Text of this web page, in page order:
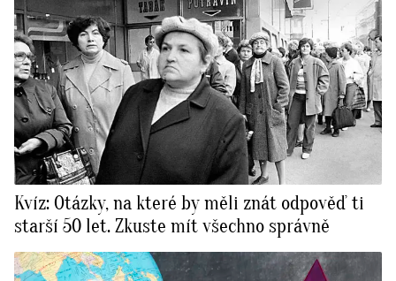
Kvíz: Otázky, na které by měli znát odpověď ti
starší 50 let. Zkuste mít všechno správně